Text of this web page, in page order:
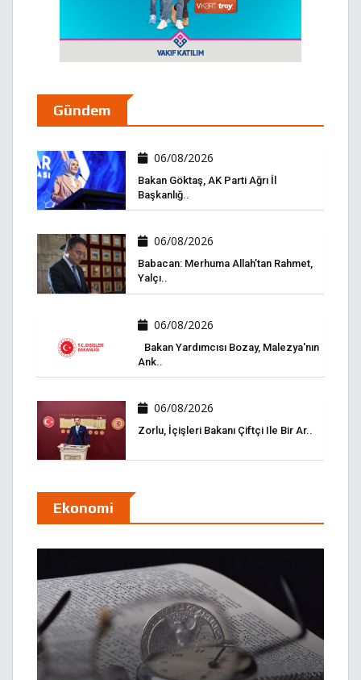
Gündem
06/08/2026
Bakan Göktaş, AK Parti Ağrı İl
Başkanlığ..
06/08/2026
Babacan: Merhuma Allah’tan Rahmet,
Yalçı..
06/08/2026
Bakan Yardımcısı Bozay, Malezya'nın
Ank..
06/08/2026
Zorlu, İçişleri Bakanı Çiftçi Ile Bir Ar..
Ekonomi